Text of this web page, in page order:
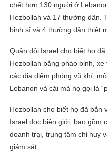
chết hơn 130 người ở
Hezbollah và 17 thường dân.
binh sĩ và 4 thường dân thiệt
Quân đội Israel cho biết họ
Hezbollah bằng pháo binh,
các địa điểm phóng vũ khí,
Lebanon và cái mà họ gọi là
Hezbollah cho biết họ đã bắn
Israel dọc biên giới, bao gồm
doanh trại, trung tâm chỉ huy
giám sát.